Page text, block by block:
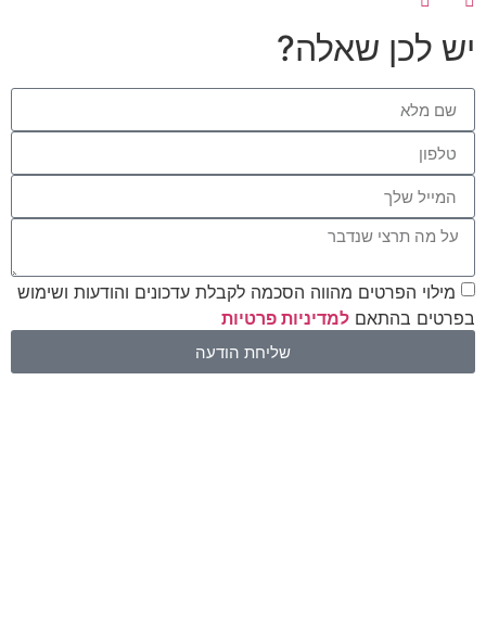
יש לכן שאלה?
מילוי הפרטים מהווה הסכמה לקבלת עדכונים והודעות ושימוש
בפרטים בהתאם למדיניות פרטיות
שליחת הודעה